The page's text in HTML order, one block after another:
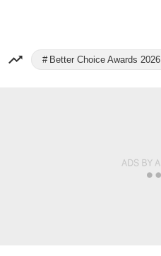
Better Choice Awards 2026